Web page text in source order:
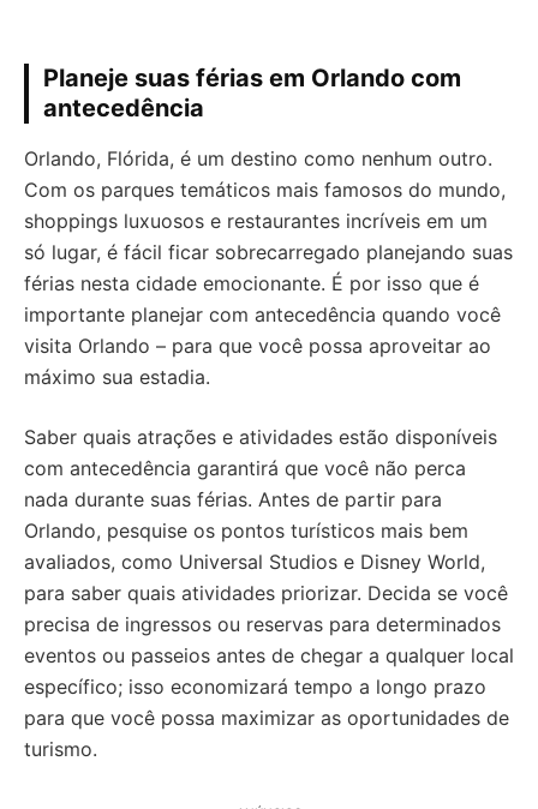
Planeje suas férias em Orlando com
antecedência
Orlando, Flórida, é um destino como nenhum outro.
Com os parques temáticos mais famosos do mundo,
shoppings luxuosos e restaurantes incríveis em um
só lugar, é fácil ficar sobrecarregado planejando suas
férias nesta cidade emocionante. É por isso que é
importante planejar com antecedência quando você
visita Orlando – para que você possa aproveitar ao
máximo sua estadia.
Saber quais atrações e atividades estão disponíveis
com antecedência garantirá que você não perca
nada durante suas férias. Antes de partir para
Orlando, pesquise os pontos turísticos mais bem
avaliados, como Universal Studios e Disney World,
para saber quais atividades priorizar. Decida se você
precisa de ingressos ou reservas para determinados
eventos ou passeios antes de chegar a qualquer local
específico; isso economizará tempo a longo prazo
para que você possa maximizar as oportunidades de
turismo.